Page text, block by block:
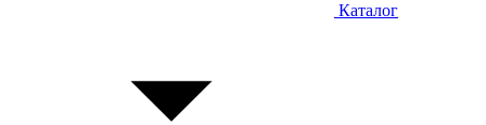
Каталог